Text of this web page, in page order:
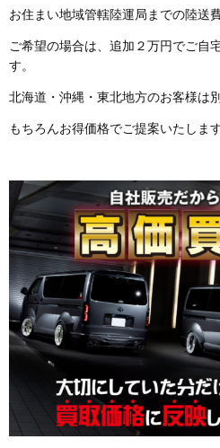
お住まい地域管轄陸運局までの陸送
ご希望の場合は、追加２万円でご自
す。
北海道・沖縄・東北地方のお客様は
もちろんお得価格でご提案いたします